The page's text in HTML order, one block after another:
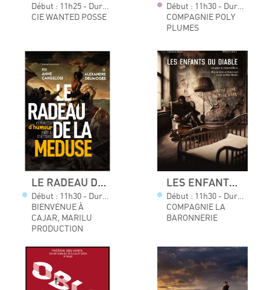
Début : 11h25 - Durée : 01h00
CIE WANTED POSSE
Début : 11h30 - Durée : 01h00
COMPAGNIE POLY
PLUMES
LE RADEAU DE LA MÉDUSE
Début : 11h30 - Durée : 01h00
BIENVENUE À
CAJAR, MARILU
PRODUCTION
LES ENFANTS DU DIABLE
Début : 11h30 - Durée : 01h10
COMPAGNIE LA
BARONNERIE